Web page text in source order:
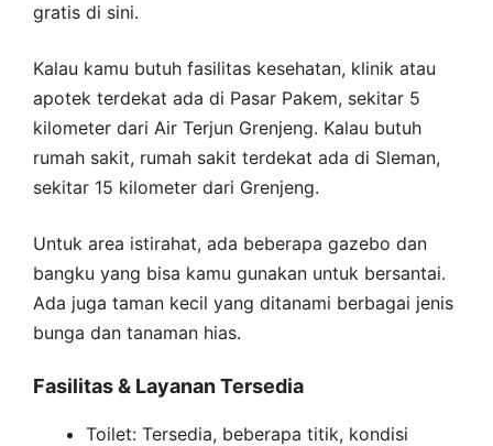
gratis di sini.
Kalau kamu butuh fasilitas kesehatan, klinik atau
apotek terdekat ada di Pasar Pakem, sekitar 5
kilometer dari Air Terjun Grenjeng. Kalau butuh
rumah sakit, rumah sakit terdekat ada di Sleman,
sekitar 15 kilometer dari Grenjeng.
Untuk area istirahat, ada beberapa gazebo dan
bangku yang bisa kamu gunakan untuk bersantai.
Ada juga taman kecil yang ditanami berbagai jenis
bunga dan tanaman hias.
Fasilitas & Layanan Tersedia
Toilet: Tersedia, beberapa titik, kondisi